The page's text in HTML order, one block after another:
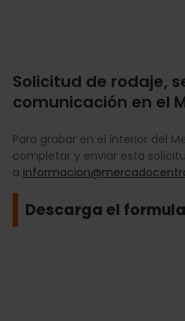
Solicitud de rodaje,
comunicación en el
Para grabar en el interior del
completar y enviar esta
a
Descarga el